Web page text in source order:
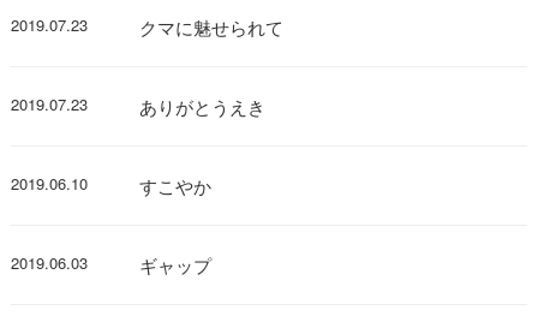
2019.07.23 クマに魅せられて
2019.07.23 ありがとうえき
2019.06.10 すこやか
2019.06.03 ギャップ